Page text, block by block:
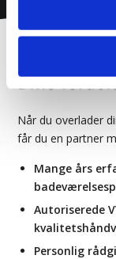
Dine
Når du overlader
får du en partner
Mange års
Autoriserede
Personlig